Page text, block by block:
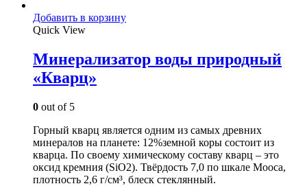
Добавить в корзину
Quick View
Минерализатор воды природный
«Кварц»
0 out of 5
Горный кварц является одним из самых древних
минералов на планете: 12%земной коры состоит из
кварца. По своему химическому составу кварц – это
оксид кремния (SiO2). Твёрдость 7,0 по шкале Мооса,
плотность 2,6 г/см³, блеск стеклянный.